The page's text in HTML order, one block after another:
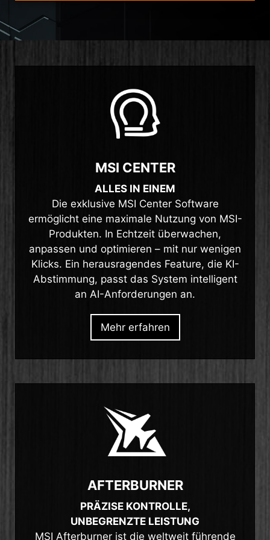
MSI CENTER
ALLES IN EINEM
Die exklusive MSI Center Software
ermöglicht eine maximale Nutzung von MSI-
Produkten. In Echtzeit überwachen,
anpassen und optimieren – mit nur wenigen
Klicks. Ein herausragendes Feature, die KI-
Abstimmung, passt das System intelligent
an AI-Anforderungen an.
Mehr erfahren
AFTERBURNER
PRÄZISE KONTROLLE,
UNBEGRENZTE LEISTUNG
MSI Afterburner ist die weltweit führende